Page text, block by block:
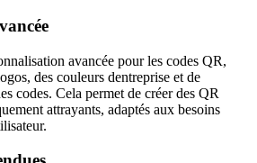
avancée pour les codes QR,
des couleurs dentreprise et de
codes. Cela permet de créer des QR
attrayants, adaptés aux besoins